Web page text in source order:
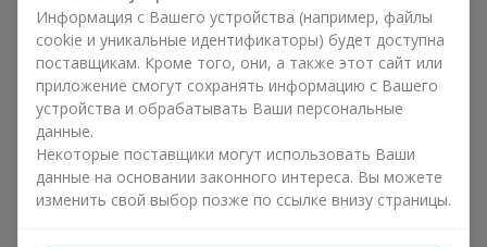
ошибиться с выбором, идеальный вариант —
универсальный букет. Это композиции, которые
подходят для любого возраста и пола, а их состав
можно адаптировать под любое мероприятие.
Массовые цветочные предпочтения. Пионы,
тюльпаны, ромашки — это популярные букеты,
которые остаются привлекательными для
покупателей. Они не только прекрасно выглядят, но и
отражают атмосферу свежести и природной красоты.
Информация с Вашего устройства (например, файлы
cookie и уникальные идентификаторы) будет доступна
поставщикам. Кроме того, они, а также этот сайт или
приложение смогут сохранять информацию с Вашего
устройства и обрабатывать Ваши персональные
данные.
Некоторые поставщики могут использовать Ваши
данные на основании законного интереса. Вы можете
изменить свой выбор позже по ссылке внизу страницы.